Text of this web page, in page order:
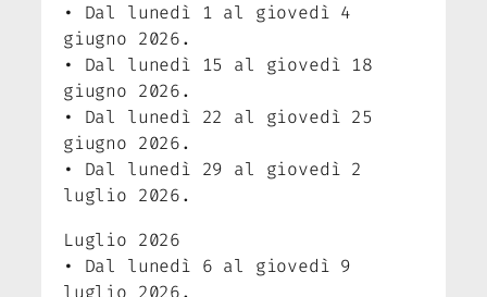
• Dal lunedì 1 al giovedì 4
giugno 2026.
• Dal lunedì 15 al giovedì 18
giugno 2026.
• Dal lunedì 22 al giovedì 25
giugno 2026.
• Dal lunedì 29 al giovedì 2
luglio 2026.
Luglio 2026
• Dal lunedì 6 al giovedì 9
luglio 2026.